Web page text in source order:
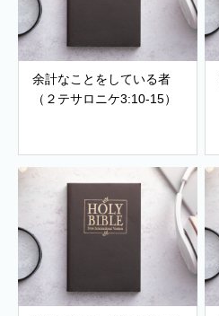
余計なことをしている者
（２テサロニケ3:10-15）